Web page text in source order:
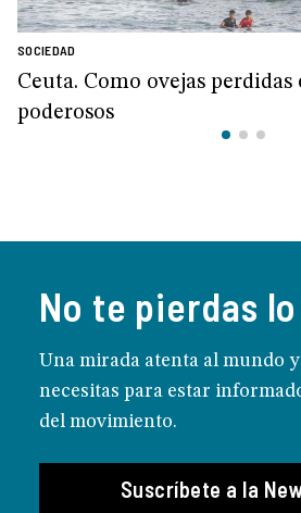
SOCIEDAD
Ceuta. Como ovejas perdidas
poderosos
No te pierdas
Una mirada atenta al mundo
necesitas para estar
del movimiento.
Suscríbete a la